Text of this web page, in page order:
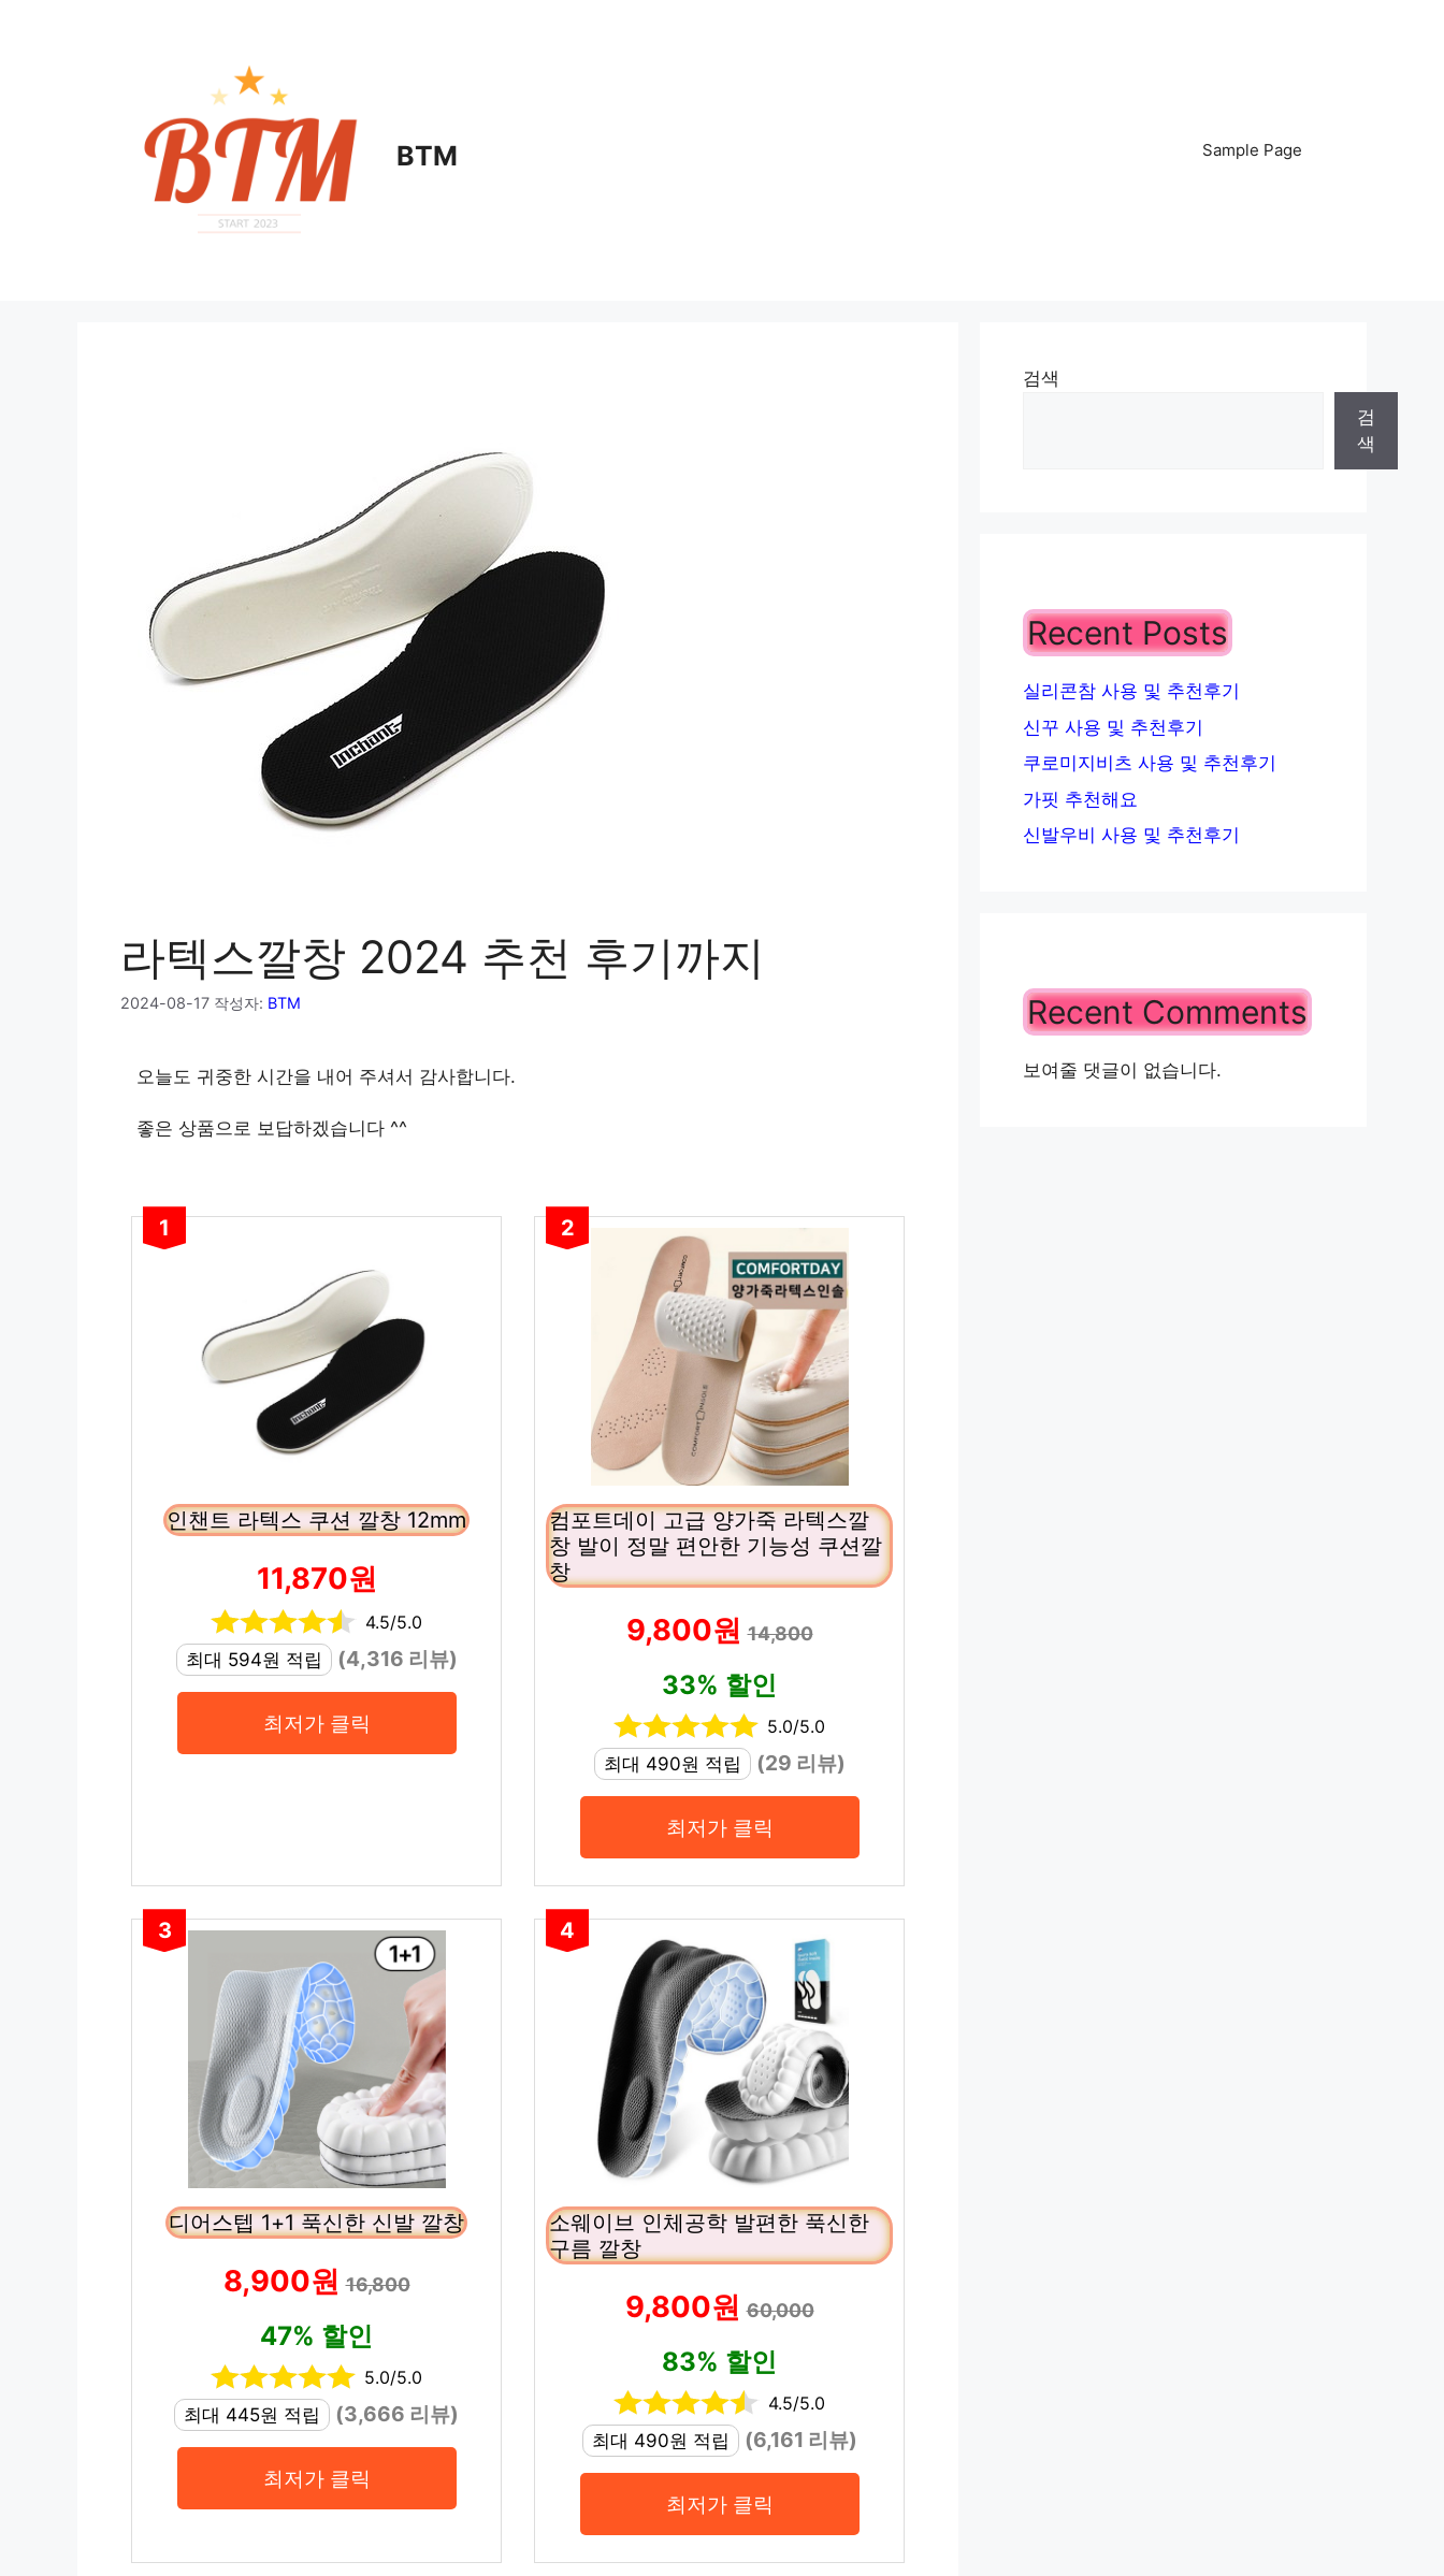
BTM Sample Page
라텍스깔창 2024 추천 후기까지
2024-08-17 작성자: BTM
오늘도 귀중한 시간을 내어 주셔서 감사합니다.
좋은 상품으로 보답하겠습니다 ^^
1
인챈트 라텍스 쿠션 깔창 12mm
11,870원
4.5/5.0
최대 594원 적립
(4,316 리뷰)
최저가 클릭
2
컴포트데이 고급 양가죽 라텍스깔
창 발이 정말 편안한 기능성 쿠션깔
창
9,800원14,800
33% 할인
5.0/5.0
최대 490원 적립
(29 리뷰)
최저가 클릭
3
디어스텝 1+1 푹신한 신발 깔창
8,900원16,800
47% 할인
5.0/5.0
최대 445원 적립
(3,666 리뷰)
최저가 클릭
4
소웨이브 인체공학 발편한 푹신한
구름 깔창
9,800원60,000
83% 할인
4.5/5.0
최대 490원 적립
(6,161 리뷰)
최저가 클릭
검색
검
색
Recent Posts
실리콘참 사용 및 추천후기
신꾸 사용 및 추천후기
쿠로미지비츠 사용 및 추천후기
가핏 추천해요
신발우비 사용 및 추천후기
Recent Comments
보여줄 댓글이 없습니다.